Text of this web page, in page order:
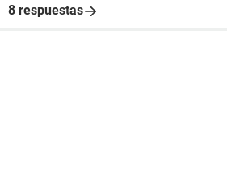
8 respuestas